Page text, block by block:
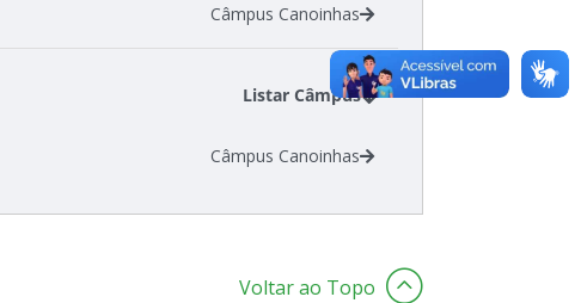
Câmpus Canoinhas
Listar Câmpus
Câmpus Canoinhas
Voltar ao Topo